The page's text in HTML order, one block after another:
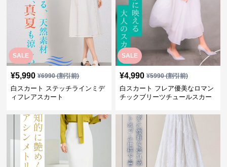
SALE
¥5,990 ¥6990(割引前)
白スカート ステッチラインミデ
ィフレアスカート
SALE
¥4,990 ¥5990(割引前)
白スカート フレア優美なロマン
チックブリーツチュールスカー